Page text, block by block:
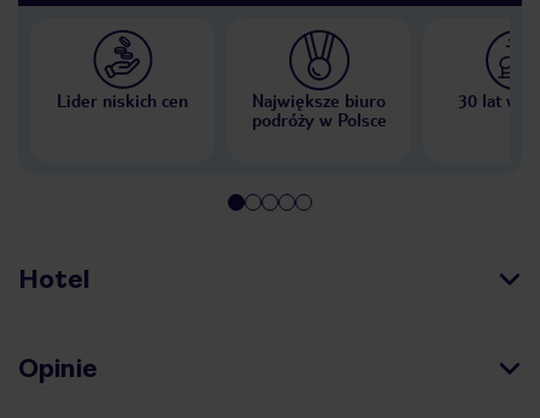
Lider niskich cen
Największe biuro
podróży w Polsce
30 lat w
Hotel
Opinie